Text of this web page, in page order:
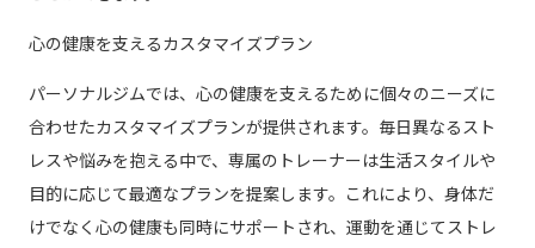
心の健康を支えるカスタマイズプラン
パーソナルジムでは、心の健康を支えるために個々のニーズに
合わせたカスタマイズプランが提供されます。毎日異なるスト
レスや悩みを抱える中で、専属のトレーナーは生活スタイルや
目的に応じて最適なプランを提案します。これにより、身体だ
けでなく心の健康も同時にサポートされ、運動を通じてストレ